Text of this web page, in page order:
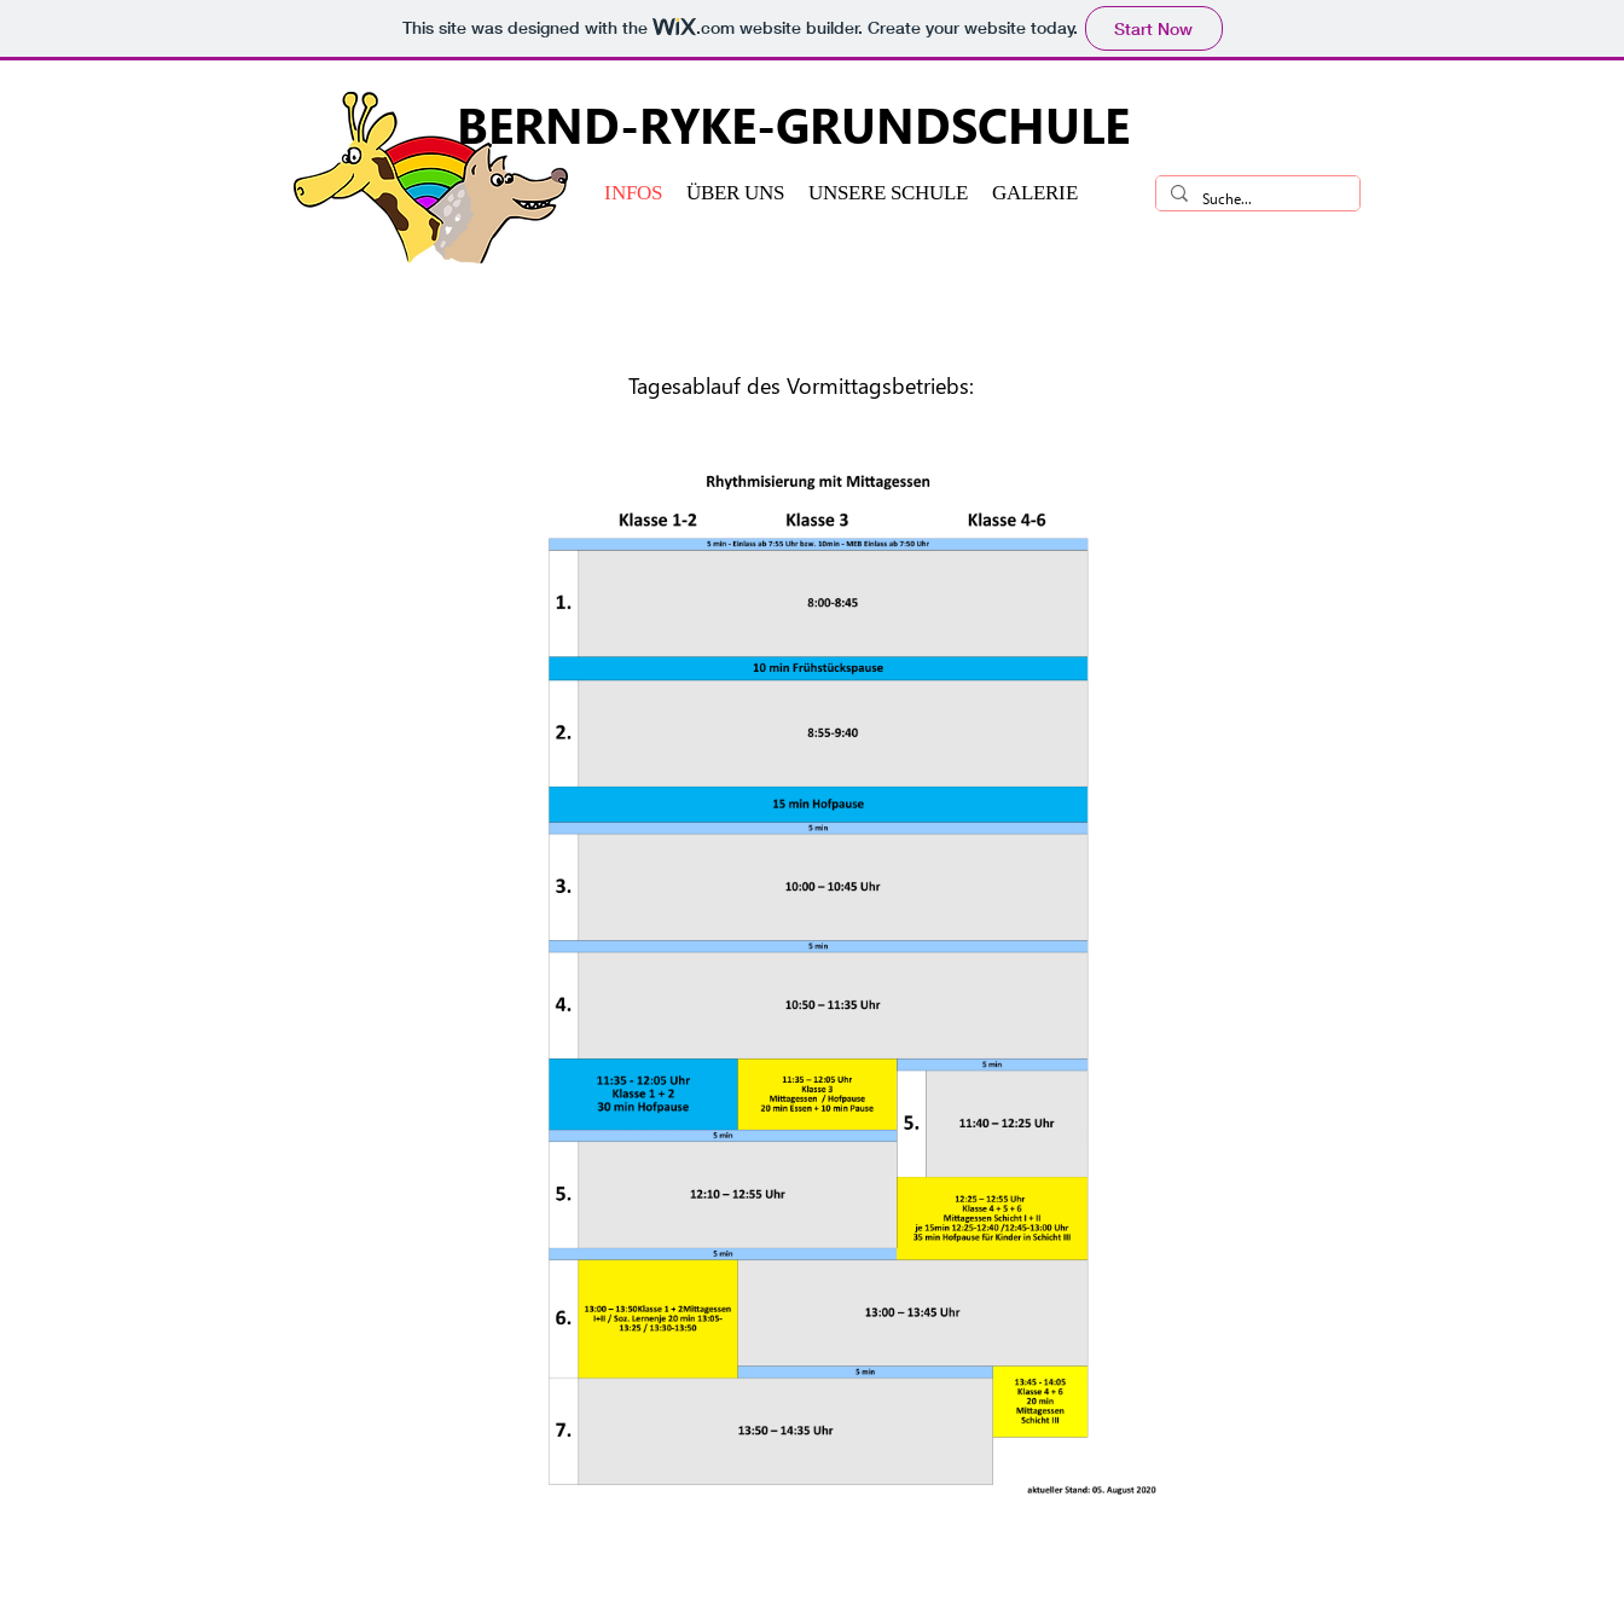
This site was designed with the .comwebsite builder. Create your website today. Start Now
BERND-RYKE-GRUNDSCHULE
INFOS ÜBER UNS UNSERE SCHULE GALERIE
Tagesablauf des Vormittagsbetriebs: